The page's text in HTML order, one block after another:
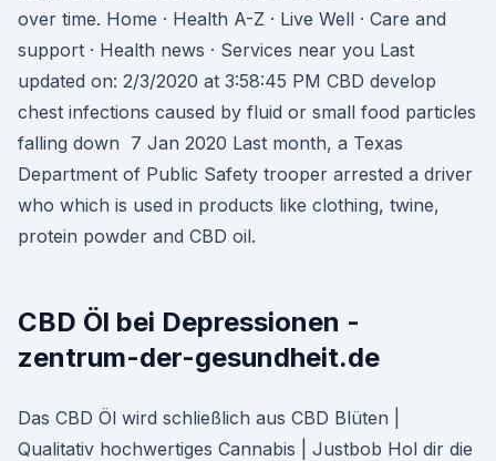
over time. Home · Health A-Z · Live Well · Care and
support · Health news · Services near you Last
updated on: 2/3/2020 at 3:58:45 PM CBD develop
chest infections caused by fluid or small food particles
falling down 7 Jan 2020 Last month, a Texas
Department of Public Safety trooper arrested a driver
who which is used in products like clothing, twine,
protein powder and CBD oil.
CBD Öl bei Depressionen -
zentrum-der-gesundheit.de
Das CBD Öl wird schließlich aus CBD Blüten |
Qualitativ hochwertiges Cannabis | Justbob Hol dir die